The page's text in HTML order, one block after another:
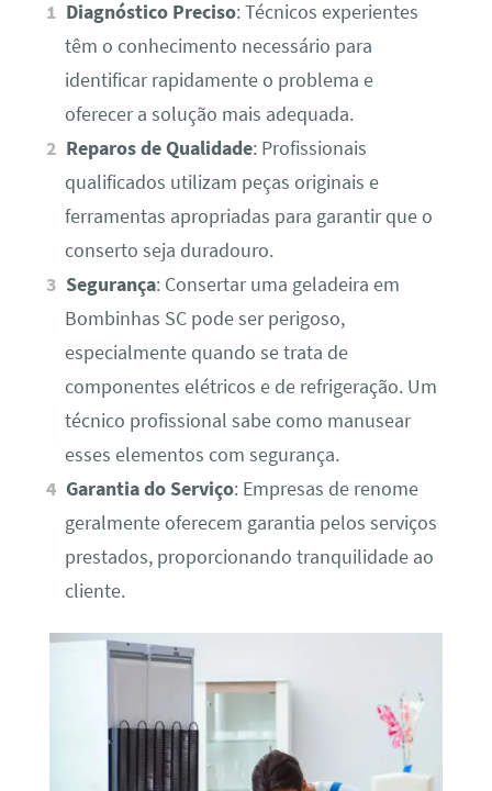
Diagnóstico Preciso: Técnicos experientes
têm o conhecimento necessário para
identificar rapidamente o problema e
oferecer a solução mais adequada.
Reparos de Qualidade: Profissionais
qualificados utilizam peças originais e
ferramentas apropriadas para garantir que o
conserto seja duradouro.
Segurança: Consertar uma geladeira em
Bombinhas SC pode ser perigoso,
especialmente quando se trata de
componentes elétricos e de refrigeração. Um
técnico profissional sabe como manusear
esses elementos com segurança.
Garantia do Serviço: Empresas de renome
geralmente oferecem garantia pelos serviços
prestados, proporcionando tranquilidade ao
cliente.